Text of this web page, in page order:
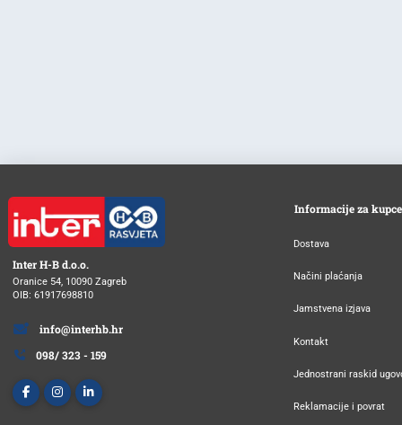
Inter H-B d.o.o.
Oranice 54, 10090 Zagreb
OIB: 61917698810
info@interhb.hr
098/ 323 - 159
Informacije za kupce
Dostava
Načini plaćanja
Jamstvena izjava
Kontakt
Jednostrani raskid
Reklamacije i povrat